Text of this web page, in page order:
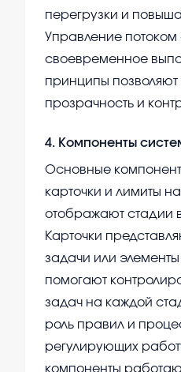
перегрузки и
Управление потоком
своевременное
принципы позволяют
прозрачность и
4. Компоненты
Основные
карточки и лимиты
отображают стадии
Карточки
задачи или
помогают
задач на каждой
роль правил и
регулирующих
компоненты